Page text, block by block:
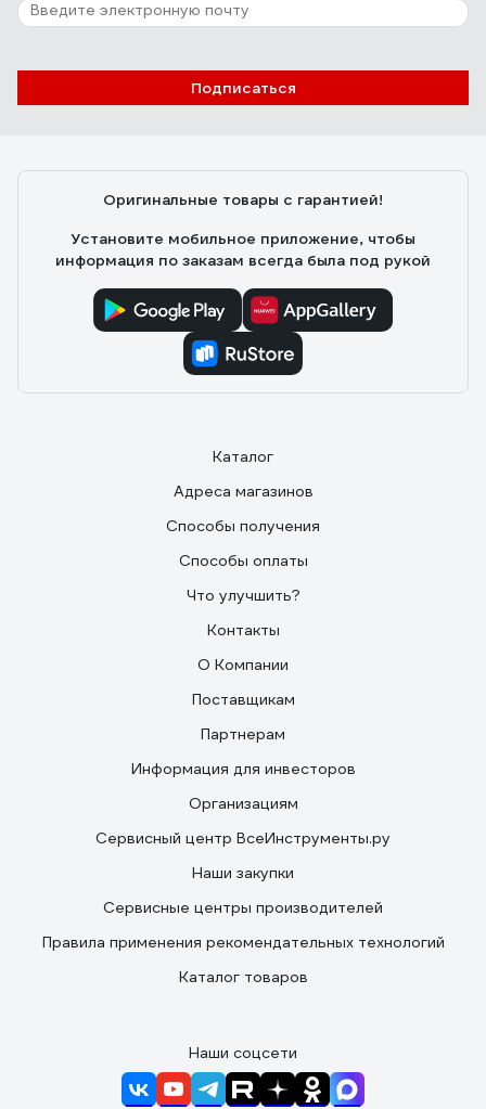
Подписаться
Оригинальные товары с гарантией!
Установите мобильное приложение, чтобы
информация по заказам всегда была под рукой
Каталог
Адреса магазинов
Способы получения
Способы оплаты
Что улучшить?
Контакты
О Компании
Поставщикам
Партнерам
Информация для инвесторов
Организациям
Сервисный центр ВсеИнструменты.ру
Наши закупки
Сервисные центры производителей
Правила применения рекомендательных технологий
Каталог товаров
Наши соцсети